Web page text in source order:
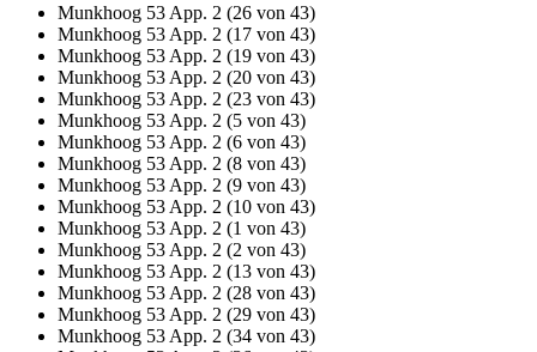
Munkhoog 53 App. 2 (26 von 43)
Munkhoog 53 App. 2 (17 von 43)
Munkhoog 53 App. 2 (19 von 43)
Munkhoog 53 App. 2 (20 von 43)
Munkhoog 53 App. 2 (23 von 43)
Munkhoog 53 App. 2 (5 von 43)
Munkhoog 53 App. 2 (6 von 43)
Munkhoog 53 App. 2 (8 von 43)
Munkhoog 53 App. 2 (9 von 43)
Munkhoog 53 App. 2 (10 von 43)
Munkhoog 53 App. 2 (1 von 43)
Munkhoog 53 App. 2 (2 von 43)
Munkhoog 53 App. 2 (13 von 43)
Munkhoog 53 App. 2 (28 von 43)
Munkhoog 53 App. 2 (29 von 43)
Munkhoog 53 App. 2 (34 von 43)